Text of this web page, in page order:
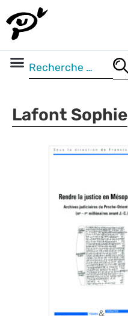
Lafont Sophie